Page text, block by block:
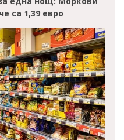
са 1,39 евро